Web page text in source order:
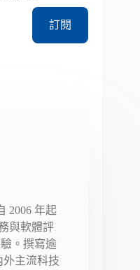
訂閱
2006 年起
與軟體評
。撰寫逾
外主流科技